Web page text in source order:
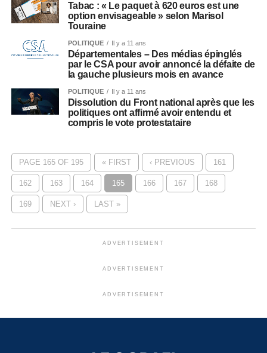
Tabac : « Le paquet à 620 euros est une
option envisageable » selon Marisol
Touraine
POLITIQUE Il y a 11 ans
Départementales – Des médias épinglés
par le CSA pour avoir annoncé la défaite de
la gauche plusieurs mois en avance
POLITIQUE Il y a 11 ans
Dissolution du Front national après que les
politiques ont affirmé avoir entendu et
compris le vote protestataire
PAGE 165 OF 195 « FIRST ‹ PREVIOUS 161
162 163 164 165 166 167 168
169 NEXT › LAST »
ADVERTISEMENT
ADVERTISEMENT
ADVERTISEMENT